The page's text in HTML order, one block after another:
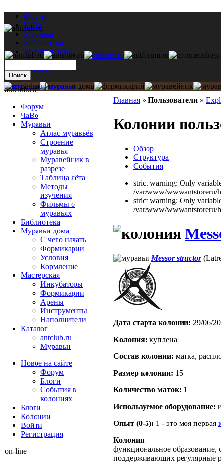
Форум
ЧаВо
Муравьи
Библиотека
Муравьи дома
Мастерская
Каталог
Главная » Пользователи »
Колонии
Обзор
Структура
События
strict warning: Only
/var/www/wwwantstoreru/
strict warning: Only
/var/www/wwwantstoreru/
Messor structor
Дата старта кoлонии: 29/06/
Кoлония: куплена
Состав кoлонии: матка,
Размер кoлонии: 15
Количество маток: 1
Используемое оборудование:
Опыт (0-5): 1 - это моя первая
Колония
функциональное образование,
поддерживающих регулярные
antclub.ru
Форум
ЧаВо
Муравьи
Атлас муравьёв
Строение
муравья
Муравейник в
разрезе
Таблица лёта
Методы
изучения
Фильмы о
муравьях
Библиотека
Муравьи дома
С чего начать
Формикарии
Условия
Кормление
Мастерская
Инкубаторы
Формикарии
Арены
Инструменты
Наполнители
Каталог
antclub.ru
Муравьи
Новое на сайте
Форум
Блоги
События в
колониях
Блоги
Колонии
Войти
Peгиcтpaция
on-line